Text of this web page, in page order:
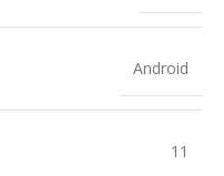
Android
11